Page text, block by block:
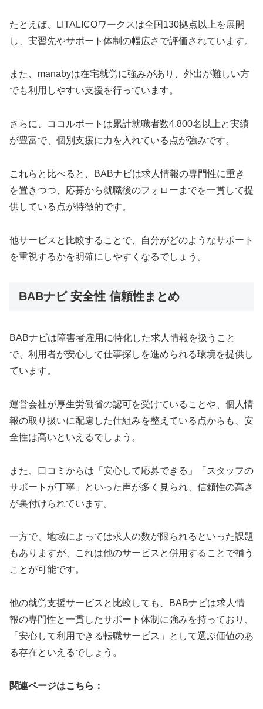
たとえば、LITALICOワークスは全国130拠点以上を展開
し、実習先やサポート体制の幅広さで評価されています。
また、manabyは在宅就労に強みがあり、外出が難しい方
でも利用しやすい支援を行っています。
さらに、ココルポートは累計就職者数4,800名以上と実績
が豊富で、個別支援に力を入れている点が強みです。
これらと比べると、BABナビは求人情報の専門性に重き
を置きつつ、応募から就職後のフォローまでを一貫して提
供している点が特徴的です。
他サービスと比較することで、自分がどのようなサポート
を重視するかを明確にしやすくなるでしょう。
BABナビ 安全性 信頼性まとめ
BABナビは障害者雇用に特化した求人情報を扱うこと
で、利用者が安心して仕事探しを進められる環境を提供し
ています。
運営会社が厚生労働省の認可を受けていることや、個人情
報の取り扱いに配慮した仕組みを整えている点からも、安
全性は高いといえるでしょう。
また、口コミからは「安心して応募できる」「スタッフの
サポートが丁寧」といった声が多く見られ、信頼性の高さ
が裏付けられています。
一方で、地域によっては求人の数が限られるといった課題
もありますが、これは他のサービスと併用することで補う
ことが可能です。
他の就労支援サービスと比較しても、BABナビは求人情
報の専門性と一貫したサポート体制に強みを持っており、
「安心して利用できる転職サービス」として選ぶ価値のあ
る存在といえるでしょう。
関連ページはこちら：